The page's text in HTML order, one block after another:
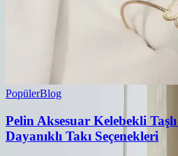
PopülerBlog
Pelin Aksesuar Kelebekli
Dayanıklı Takı Seçenekleri